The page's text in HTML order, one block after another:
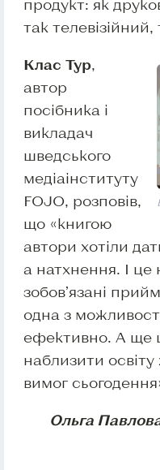
продукт: як
так
Клас Тур,
автор
посібника і
викладач
шведського
медіаінституту
FOJO, розповів,
що «книгою
автори хотіли
а натхнення. І це
зобов’язані
одна з
ефективно. А ще
наблизити освіту
вимог
Ольга